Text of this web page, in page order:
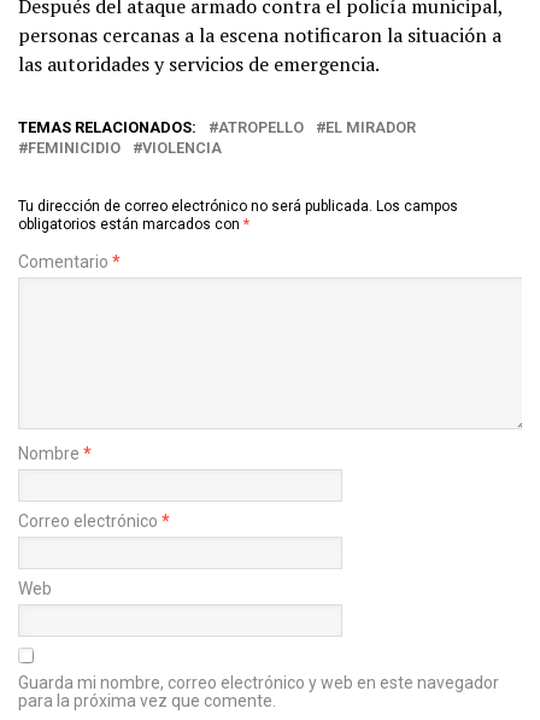
Después del ataque armado contra el policía municipal,
personas cercanas a la escena notificaron la situación a
las autoridades y servicios de emergencia.
TEMAS RELACIONADOS: ATROPELLO
EL MIRADOR
FEMINICIDIO
VIOLENCIA
Tu dirección de correo electrónico no será publicada. Los campos
obligatorios están marcados con *
Comentario *
Nombre *
Correo electrónico *
Web
Guarda mi nombre, correo electrónico y web en este navegador
para la próxima vez que comente.